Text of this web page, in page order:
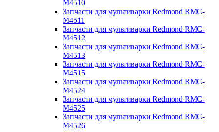
M4510
Запчасти для мультиварки Redmond RMC-
M4511
Запчасти для мультиварки Redmond RMC-
M4512
Запчасти для мультиварки Redmond RMC-
M4513
Запчасти для мультиварки Redmond RMC-
M4515
Запчасти для мультиварки Redmond RMC-
M4524
Запчасти для мультиварки Redmond RMC-
M4525
Запчасти для мультиварки Redmond RMC-
M4526